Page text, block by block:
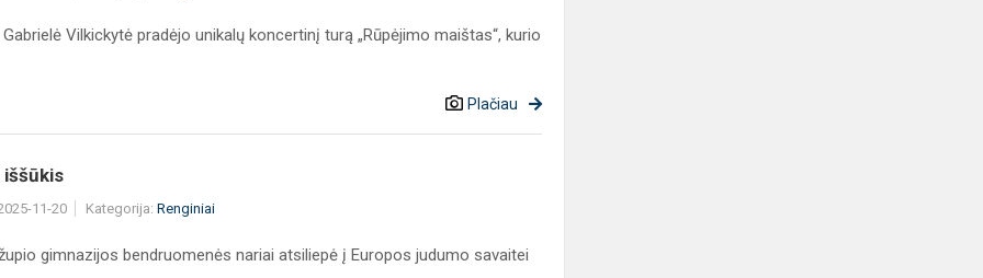
Gabrielė Vilkickytė pradėjo unikalų koncertinį turą „Rūpėjimo maištas“, kurio
Plačiau
iššūkis
11-20 Kategorija: Renginiai
gimnazijos bendruomenės nariai atsiliepė į Europos judumo savaitei